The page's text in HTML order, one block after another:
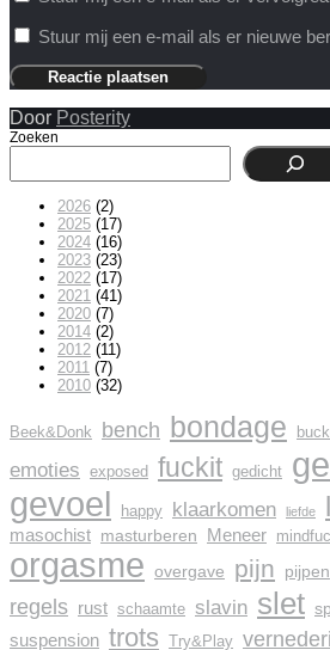
Stuur mij een e-mail als er nieuwe
Door Posterity
Zoeken
2026 (2)
2025 (17)
2024 (16)
2023 (23)
2022 (17)
2021 (41)
2020 (7)
2014 (2)
2012 (11)
2011 (7)
2010 (32)
Beek&Donk bench bondage
emoties exposed fuckit gedicht
gevoel happy klaarkomen liefde
masochist masturberen Meneer
orgasme overgave pijn pijpen
regels rust schaamte slavin slet
suspension trots Try&Play